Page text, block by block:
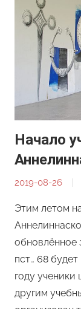
Начало
2019-08-26
Этим летом
обновлённое
пст., 68
году
другим